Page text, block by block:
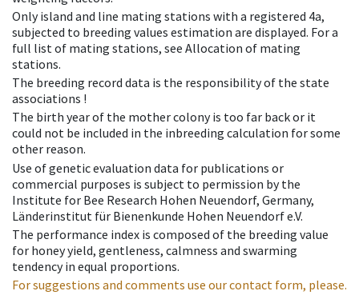
Only island and line mating stations with a registered 4a,
subjected to breeding values estimation are displayed. For a
full list of mating stations, see Allocation of mating
stations.
The breeding record data is the responsibility of the state
associations !
The birth year of the mother colony is too far back or it
could not be included in the inbreeding calculation for some
other reason.
Use of genetic evaluation data for publications or
commercial purposes is subject to permission by the
Institute for Bee Research Hohen Neuendorf, Germany,
Länderinstitut für Bienenkunde Hohen Neuendorf e.V.
The performance index is composed of the breeding value
for honey yield, gentleness, calmness and swarming
tendency in equal proportions.
For suggestions and comments use our contact form, please.